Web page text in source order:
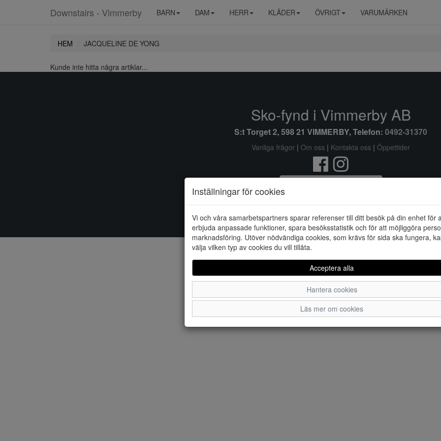
Downstairs - Vimmerby BARN DAM HERR KLÄDER ÖVRIGT VARUMÄRKEN
HEM JACQUELINE DE YONG
Kunde inte hitta några artiklar...
Inställningar för cookies
Vi och våra samarbetspartners sparar referenser till ditt besök på din enhet för
erbjuda anpassade funktioner, spara besöksstatistik och för att möjliggöra
marknadsföring. Utöver nödvändiga cookies, som krävs för sida ska fungera,
välja vilken typ av cookies du vill tillåta.
Acceptera alla
Hantera cookies
Läs mer om cookies
Sko-fynd i Vimmerby AB
S:t Torget 2, 598 21 VIMMERBY, Telefon: 0492-31370
Vanliga frågor | Om oss | Kontakta oss | Öppettider
© Sko-fynd i Vimmerby AB 2026 i samarbete medFlexicon